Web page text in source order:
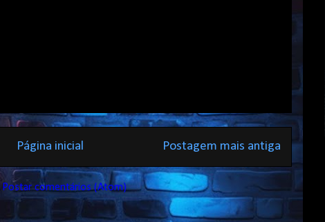
Postagem mais antiga
Página inicial
Postar comentários (Atom)